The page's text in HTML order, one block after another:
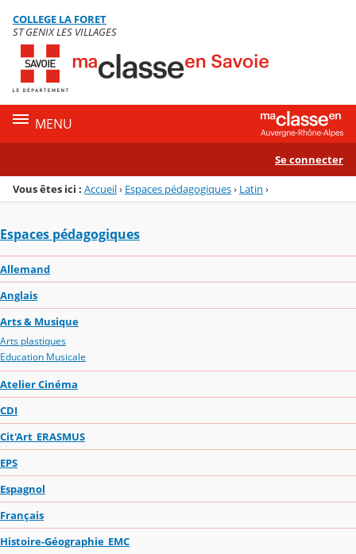
Menu de la rubrique
Contenu
COLLEGE LA FORET
ST GENIX LES VILLAGES
MENU
Se connecter
Vous êtes ici : Accueil› Espaces pédagogiques› Latin ›
Espaces pédagogiques
Allemand
Anglais
Arts & Musique
Arts plastiques
Education Musicale
Atelier Cinéma
CDI
Cit'Art_ERASMUS
EPS
Espagnol
Français
Histoire-Géographie_EMC